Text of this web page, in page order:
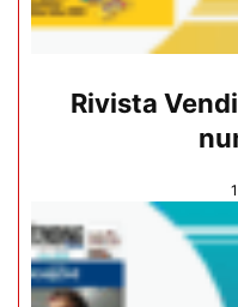
Rivista